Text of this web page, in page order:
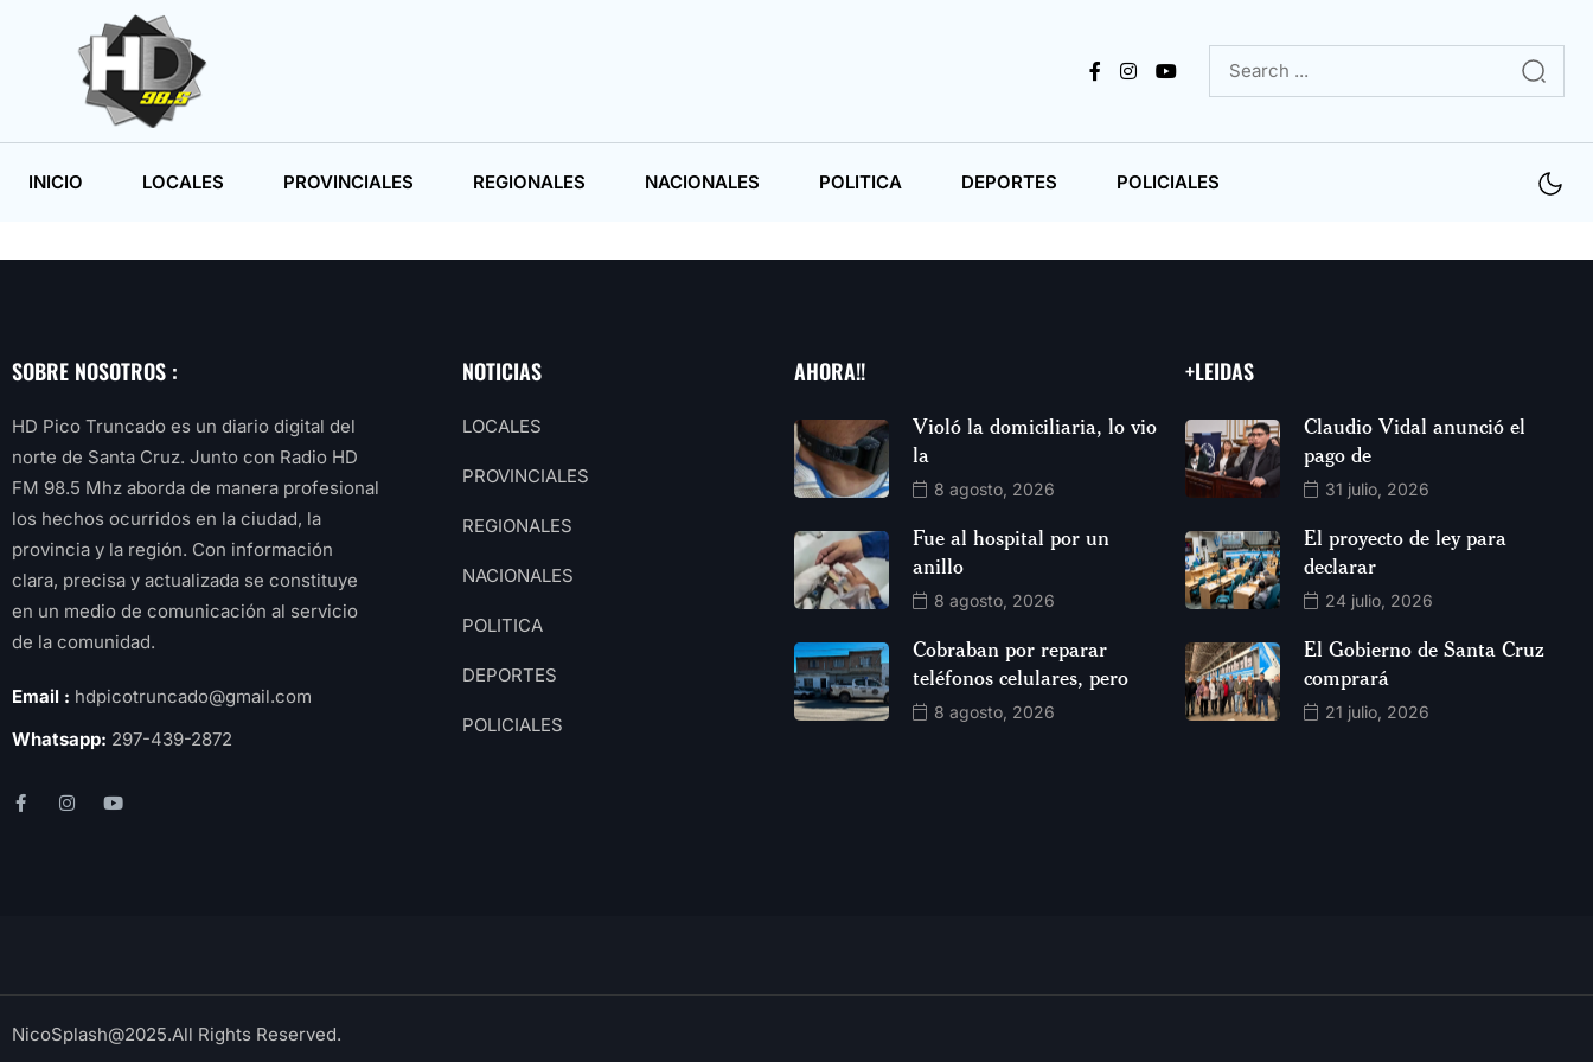
INICIO LOCALES PROVINCIALES REGIONALES NACIONALES POLITICA DEPORTES POLICIALES
SOBRE NOSOTROS :
HD Pico Truncado es un diario digital del
norte de Santa Cruz. Junto con Radio HD
FM 98.5 Mhz aborda de manera profesional
los hechos ocurridos en la ciudad, la
provincia y la región. Con información
clara, precisa y actualizada se constituye
en un medio de comunicación al servicio
de la comunidad.
Email : hdpicotruncado@gmail.com
Whatsapp: 297-439-2872
NOTICIAS
LOCALES
PROVINCIALES
REGIONALES
NACIONALES
POLITICA
DEPORTES
POLICIALES
AHORA!!
Violó la domiciliaria, lo vio
la
8 agosto, 2026
Fue al hospital por un
anillo
8 agosto, 2026
Cobraban por reparar
teléfonos celulares, pero
8 agosto, 2026
+LEIDAS
Claudio Vidal anunció el
pago de
31 julio, 2026
El proyecto de ley para
declarar
24 julio, 2026
El Gobierno de Santa Cruz
comprará
21 julio, 2026
NicoSplash@2025.All Rights Reserved.